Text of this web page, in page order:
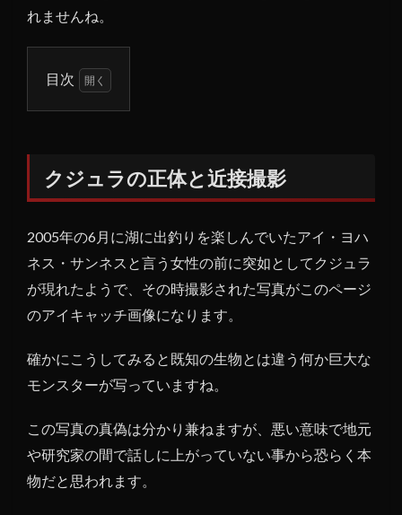
れませんね。
目次
体と
近接
1.1
存在
の信
憑性
だそ
んな
く無
いク
ジュ
ラ
クジュラの正体と近接撮影
2005年の6月に湖に出釣りを楽しんでいたアイ・ヨハ
ネス・サンネスと言う女性の前に突如としてクジュラ
が現れたようで、その時撮影された写真がこのページ
のアイキャッチ画像になります。
確かにこうしてみると既知の生物とは違う何か巨大な
モンスターが写っていますね。
この写真の真偽は分かり兼ねますが、悪い意味で地元
や研究家の間で話しに上がっていない事から恐らく本
物だと思われます。